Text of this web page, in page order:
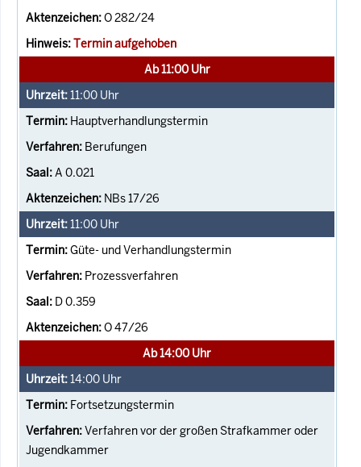
O 282/24
Termin aufgehoben
Ab 11:00 Uhr
11:00 Uhr
Hauptverhandlungstermin
Berufungen
A 0.021
NBs 17/26
11:00 Uhr
Güte- und Verhandlungstermin
Prozessverfahren
D 0.359
O 47/26
Ab 14:00 Uhr
14:00 Uhr
Fortsetzungstermin
Verfahren vor der großen Strafkammer oder
Jugendkammer